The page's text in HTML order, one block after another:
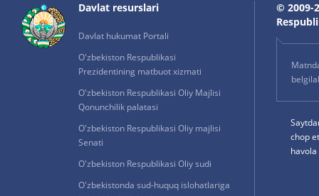
Davlat resurslari
Davlat hukumat Portali
O'zbekiston Respublikasi
Prezidentining matbuot xizmati
O'zbekiston Respublikasi Oliy Majlisi
Qonunchilik palatasi
O'zbekiston Respublikasi Oliy majlisi
Senati
O'zbekiston Respublikasi Oliy sudi
O'zbekistonda sud-huquq islohatlariga
© 2009-
chop